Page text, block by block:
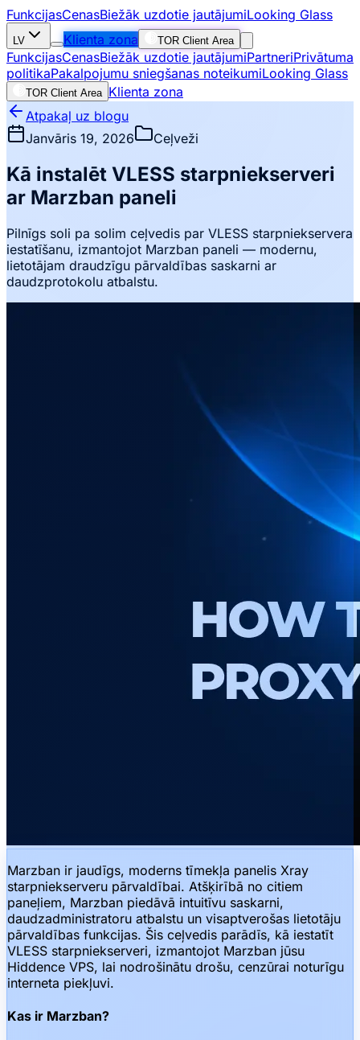
FunkcijasCenasBiežāk uzdotie jautājumiLooking Glass
LV Klienta zona TOR Client Area
FunkcijasCenasBiežāk uzdotie jautājumiPartneriPrivātuma
politikaPakalpojumu sniegšanas noteikumiLooking Glass
TOR Client Area Klienta zona
Atpakaļ uz blogu
Janvāris 19, 2026
Ceļveži
Kā instalēt VLESS starpniekserveri
ar Marzban paneli
Pilnīgs soli pa solim ceļvedis par VLESS starpniekservera
iestatīšanu, izmantojot Marzban paneli — modernu,
lietotājam draudzīgu pārvaldības saskarni ar
daudzprotokolu atbalstu.
Marzban ir jaudīgs, moderns tīmekļa panelis Xray
starpniekserveru pārvaldībai. Atšķirībā no citiem
paneļiem, Marzban piedāvā intuitīvu saskarni,
daudzadministratoru atbalstu un visaptverošas lietotāju
pārvaldības funkcijas. Šis ceļvedis parādīs, kā iestatīt
VLESS starpniekserveri, izmantojot Marzban jūsu
Hiddence VPS, lai nodrošinātu drošu, cenzūrai noturīgu
interneta piekļuvi.
Kas ir Marzban?